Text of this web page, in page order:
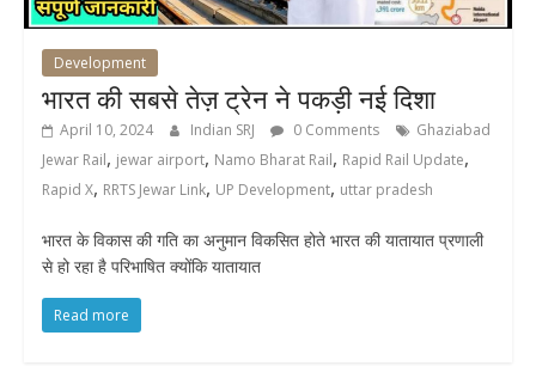
Development
भारत की सबसे तेज़ ट्रेन ने पकड़ी नई दिशा
April 10, 2024 Indian SRJ 0 Comments
Ghaziabad
Jewar Rail, jewar airport, Namo Bharat Rail, Rapid Rail Update,
Rapid X, RRTS Jewar Link, UP Development, uttar pradesh
भारत के विकास की गति का अनुमान विकसित होते भारत की यातायात प्रणाली
से हो रहा है परिभाषित क्योंकि यातायात
Read more